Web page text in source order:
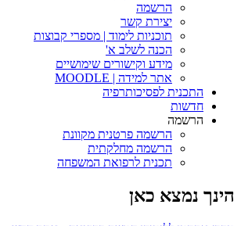
הרשמה
יצירת קשר
תוכניות לימוד | מספרי קבוצות
הכנה לשלב א'
מידע וקישורים שימושיים
אתר למידה | MOODLE
התכנית לפסיכותרפיה
חדשות
הרשמה
הרשמה פרטנית מקוונת
הרשמה מחלקתית
תכנית לרפואת המשפחה
הינך נמצא כאן